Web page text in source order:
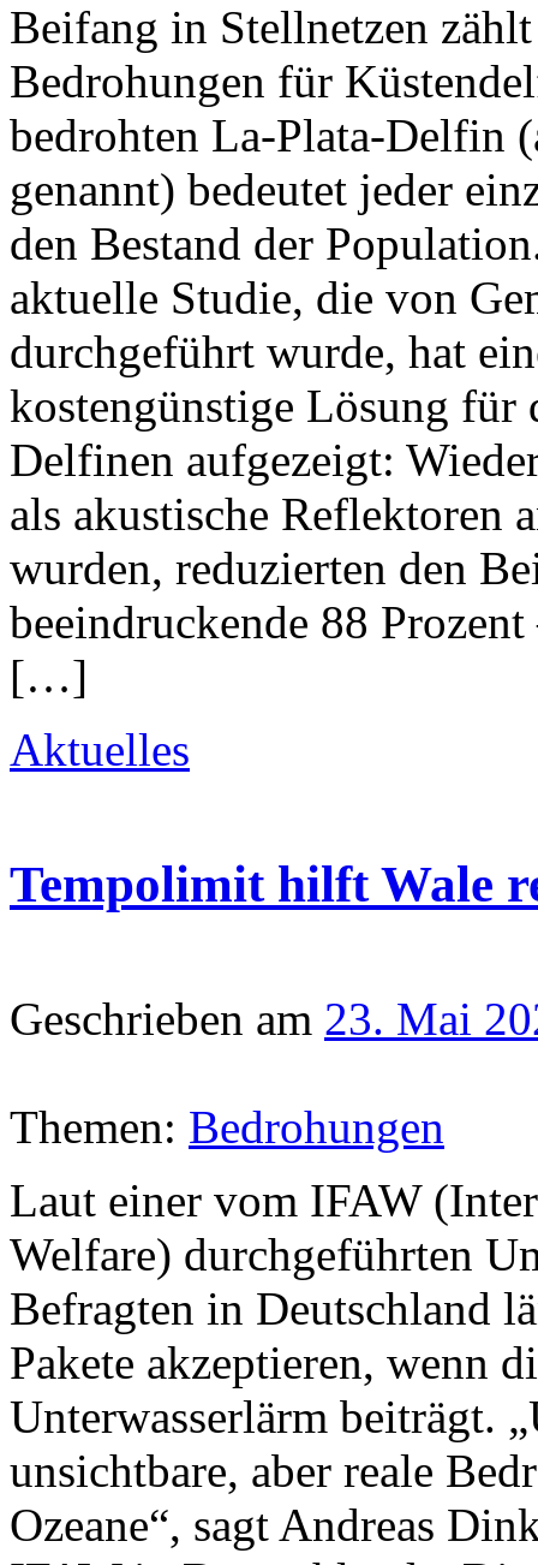
Beifang in Stellnetzen
Bedrohungen für
bedrohten La-Plata-Delfin
genannt) bedeutet jeder
den Bestand der
aktuelle Studie, die von
durchgeführt wurde, hat
kostengünstige Lösung für
Delfinen aufgezeigt:
als akustische Reflektoren
wurden, reduzierten den
beeindruckende 88
[…]
Aktuelles
Tempolimit hilft Wale
Geschrieben am 23. Mai
Themen: Bedrohungen
Laut einer vom IFAW
Welfare) durchgeführten
Befragten in Deutschland
Pakete akzeptieren, wenn
Unterwasserlärm beiträgt.
unsichtbare, aber reale
Ozeane“, sagt Andreas